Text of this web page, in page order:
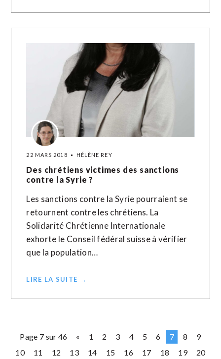
22 MARS 2018 HÉLÈNE REY
Des chrétiens victimes des sanctions
contre la Syrie ?
Les sanctions contre la Syrie pourraient se
retournent contre les chrétiens. La
Solidarité Chrétienne Internationale
exhorte le Conseil fédéral suisse à vérifier
que la population…
LIRE LA SUITE →
Page 7 sur 46 « 1 2 3 4 5 6 7 8
9
10
11 12 13 14 15 16 17 18 19
20